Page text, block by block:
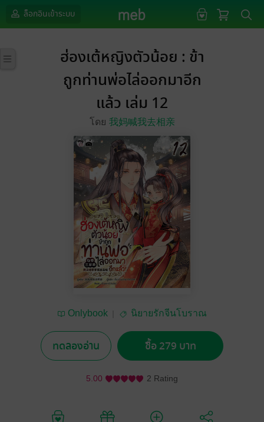
ล็อกอินเข้าระบบ
ฮ่องเต้หญิงตัวน้อย : ข้า
ถูกท่านพ่อไล่ออกมาอีก
แล้ว เล่ม 12
โดย 我妈喊我去相亲
Onlybook นิยายรักจีนโบราณ
ทดลองอ่าน ซื้อ 279 บาท
5.00 2 Rating